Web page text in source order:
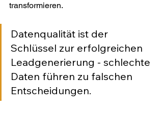
transformieren.
Datenqualität ist der
Schlüssel zur erfolgreichen
Leadgenerierung - schlechte
Daten führen zu falschen
Entscheidungen.